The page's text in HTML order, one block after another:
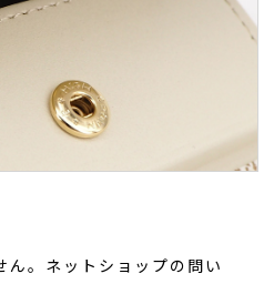
ん。ネットショップの問い